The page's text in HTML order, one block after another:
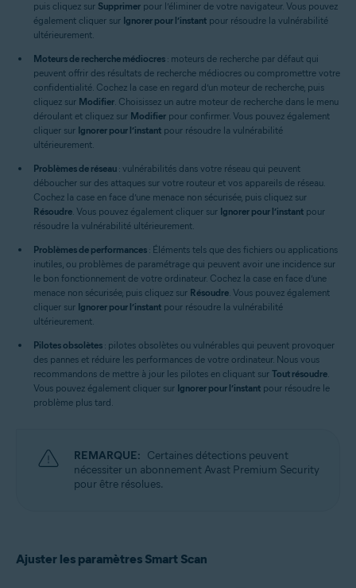
puis cliquez sur Supprimer pour l’éliminer de votre navigateur. Vous pouvez
également cliquer sur Ignorer pour l’instant pour résoudre la vulnérabilité
ultérieurement.
Moteurs de recherche médiocres : moteurs de recherche par défaut qui
peuvent offrir des résultats de recherche médiocres ou compromettre votre
confidentialité. Cochez la case en regard d’un moteur de recherche, puis
cliquez sur Modifier. Choisissez un autre moteur de recherche dans le menu
déroulant et cliquez sur Modifier pour confirmer. Vous pouvez également
cliquer sur Ignorer pour l’instant pour résoudre la vulnérabilité
ultérieurement.
Problèmes de réseau : vulnérabilités dans votre réseau qui peuvent
déboucher sur des attaques sur votre routeur et vos appareils de réseau.
Cochez la case en face d’une menace non sécurisée, puis cliquez sur
Résoudre. Vous pouvez également cliquer sur Ignorer pour l’instant pour
résoudre la vulnérabilité ultérieurement.
Problèmes de performances : Éléments tels que des fichiers ou applications
inutiles, ou problèmes de paramétrage qui peuvent avoir une incidence sur
le bon fonctionnement de votre ordinateur. Cochez la case en face d’une
menace non sécurisée, puis cliquez sur Résoudre. Vous pouvez également
cliquer sur Ignorer pour l’instant pour résoudre la vulnérabilité
ultérieurement.
Pilotes obsolètes : pilotes obsolètes ou vulnérables qui peuvent provoquer
des pannes et réduire les performances de votre ordinateur. Nous vous
recommandons de mettre à jour les pilotes en cliquant sur Tout résoudre.
Vous pouvez également cliquer sur Ignorer pour l’instant pour résoudre le
problème plus tard.
REMARQUE: Certaines détections peuvent
nécessiter un abonnement Avast Premium Security
pour être résolues.
Ajuster les paramètres Smart Scan